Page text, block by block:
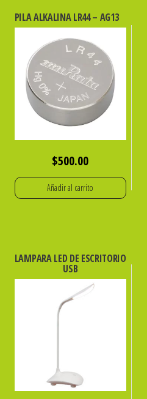
PILA ALKALINA LR44 – AG13
$500.00
Añadir al carrito
LAMPARA LED DE ESCRITORIO
USB